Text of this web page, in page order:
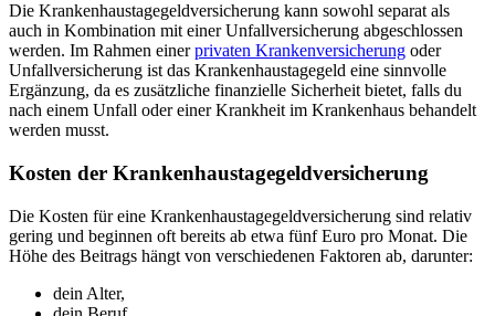
Die Krankenhaustagegeldversicherung kann sowohl separat als
auch in Kombination mit einer Unfallversicherung abgeschlossen
werden. Im Rahmen einerprivaten Krankenversicherung oder
Unfallversicherung ist das Krankenhaustagegeld eine sinnvolle
Ergänzung, da es zusätzliche finanzielle Sicherheit bietet, falls du
nach einem Unfall oder einer Krankheit im Krankenhaus behandelt
werden musst.
Kosten der Krankenhaustagegeldversicherung
Die Kosten für eine Krankenhaustagegeldversicherung sind relativ
gering und beginnen oft bereits ab etwa fünf Euro pro Monat. Die
Höhe des Beitrags hängt von verschiedenen Faktoren ab, darunter:
dein Alter,